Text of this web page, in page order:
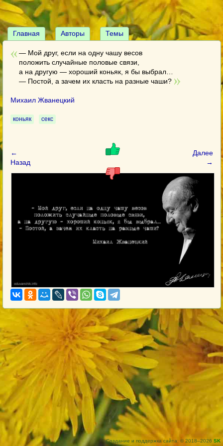
Главная Авторы Темы
— Мой друг, если на одну чашу весов
положить случайные половые связи,
а на другую — хороший коньяк, я бы выбрал…
— Постой, а зачем их класть на разные чаши?
Михаил Жванецкий
коньяк секс
←
Назад
Далее
→
Создание и поддержка сайта: © 2018–2026 SK